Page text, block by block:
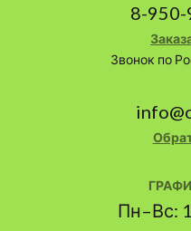
8-
Звонок по
Пн–Вс: